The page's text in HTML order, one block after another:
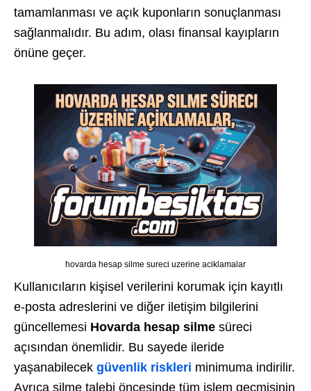
tamamlanması ve açık kuponların sonuçlanması
sağlanmalıdır. Bu adım, olası finansal kayıpların
önüne geçer.
hovarda hesap silme sureci uzerine aciklamalar
Kullanıcıların kişisel verilerini korumak için kayıtlı
e-posta adreslerini ve diğer iletişim bilgilerini
güncellemesi Hovarda hesap silme süreci
açısından önemlidir. Bu sayede ileride
yaşanabilecek güvenlik riskleri minimuma indirilir.
Ayrıca silme talebi öncesinde tüm işlem geçmişinin